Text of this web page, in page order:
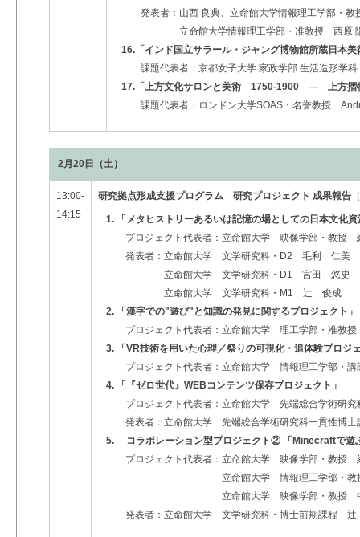
発表者：山西 良典、立命館大学情報理工学部・
立命館大学情報理工学部・准教授 西原
16.「インド国立サラール・ジャング博物館所蔵日本
課題代表者：京都女子大学 家政学部 生活造形学
17.「上方文化サロンと美術 1750-1900 ― 上方摺
課題代表者：ロンドン大学SOAS・名誉教授
2月20日（土）
13:00-
14:15
研究拠点形成支援プログラム 研究プロジェクト 成果報告
1. 「メタヒストリーあるいは記憶の場としての日本文化
プロジェクト代表者：立命館大学 映像学部・教授
発表者：立命館大学 文学研究科・D2 毛利 仁美
立命館大学 文学研究科・D1 宮田 悠史
立命館大学 文学研究科・M1 辻 俊成
2. 「漢字での"遊び"と知識の発見に関するプロジェクト」
プロジェクト代表者：立命館大学 理工学部・准教
3. 「VR技術を用いた心理／祭りの可視化・追体験プロジ
プロジェクト代表者：立命館大学 情報理工学部・
4. 「『ゼロ世代』WEBコンテンツ保存プロジェクト」
プロジェクト代表者：立命館大学 先端総合学術研
発表者：立命館大学 先端総合学術研究科一貫性博
5. コラボレーション型プロジェクト② 「Minecraftで遊
プロジェクト代表者：立命館大学 映像学部・教授
立命館大学 情報理工学部・教授
立命館大学 映像学部・教授 中
発表者：立命館大学 文学研究科・博士前期課程